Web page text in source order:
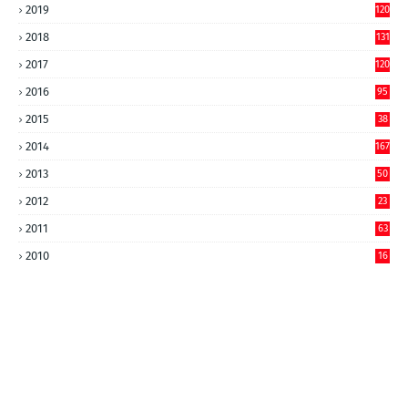
2019 120
2018 131
2017 120
2016 95
2015 38
2014 167
2013 50
2012 23
2011 63
2010 16